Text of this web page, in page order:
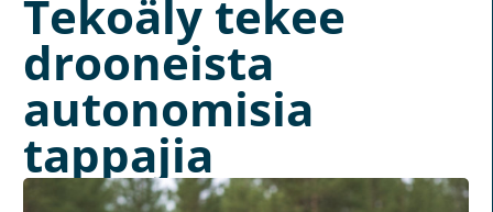
Tekoäly tekee
drooneista
autonomisia
tappajia